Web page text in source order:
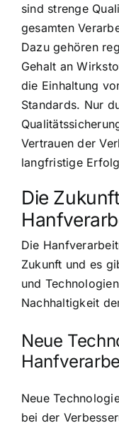
sind strenge
gesamten
Dazu gehören
Gehalt an
die Einhaltung
Standards. Nur
Vertrauen der
langfristige
Die
Die
Zukunft und es
und
Nachhaltigkeit
Neue
Neue
bei der